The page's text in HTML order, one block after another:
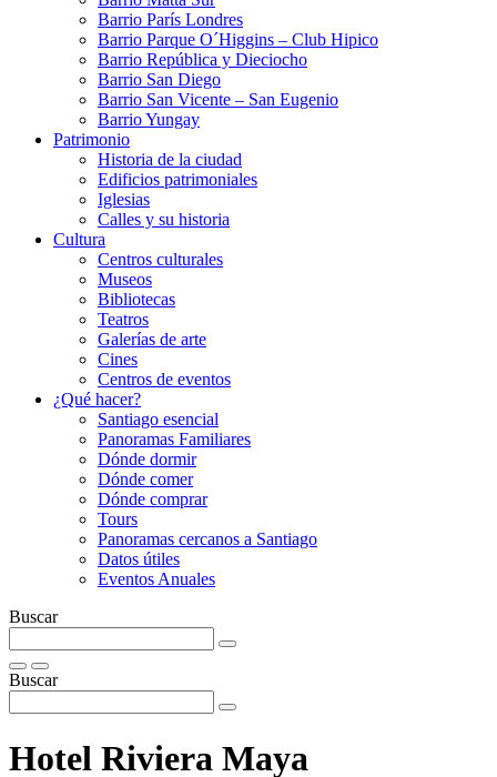
Barrio Parí­s Londres
Barrio Parque O´Higgins – Club Hipico
Barrio República y Dieciocho
Barrio San Diego
Barrio San Vicente – San Eugenio
Barrio Yungay
Patrimonio
Historia de la ciudad
Edificios patrimoniales
Iglesias
Calles y su historia
Cultura
Centros culturales
Museos
Bibliotecas
Teatros
Galerí­as de arte
Cines
Centros de eventos
¿Qué hacer?
Santiago esencial
Panoramas Familiares
Dónde dormir
Dónde comer
Dónde comprar
Tours
Panoramas cercanos a Santiago
Datos útiles
Eventos Anuales
Buscar
Buscar
Hotel Riviera Maya